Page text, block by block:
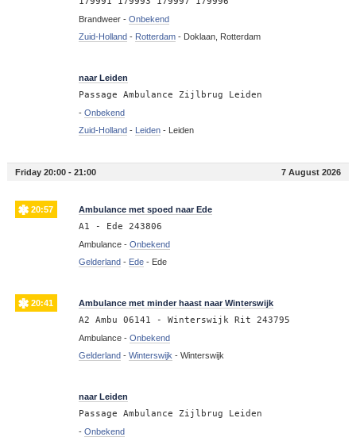
Brandweer - Onbekend
Zuid-Holland- Rotterdam- Doklaan, Rotterdam
naar Leiden
Passage Ambulance Zijlbrug Leiden
- Onbekend
Zuid-Holland- Leiden- Leiden
Friday 20:00 - 21:00 7 August 2026
20:57 Ambulance met spoed naar Ede
A1 - Ede 243806
Ambulance - Onbekend
Gelderland- Ede- Ede
20:41 Ambulance met minder haast naar Winterswijk
A2 Ambu 06141 - Winterswijk Rit 243795
Ambulance - Onbekend
Gelderland- Winterswijk - Winterswijk
naar Leiden
Passage Ambulance Zijlbrug Leiden
- Onbekend